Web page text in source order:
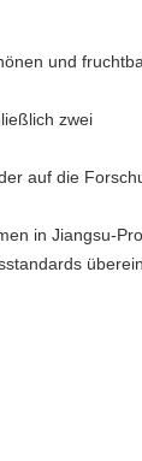
und
zwei
auf die
in Jiangsu-